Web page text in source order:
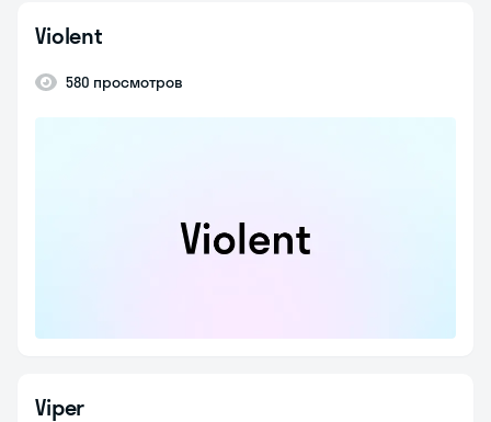
Violent
580 просмотров
Viper